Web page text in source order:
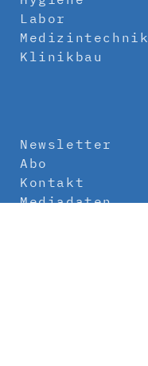
Labor
Medizintechnik
Klinikbau
Newsletter
Abo
Kontakt
Mediadaten